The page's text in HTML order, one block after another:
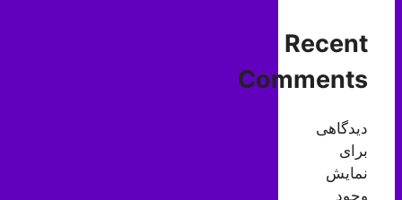
Recent
Comments
دیدگاهی
برای
نمایش
وجود